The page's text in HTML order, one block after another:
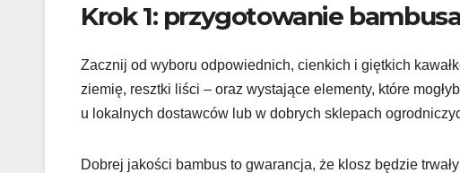
Krok 1: przygotowanie
Zacznij od wyboru odpowiednich, cienkich i giętkich
ziemię, resztki liści – oraz wystające elementy, które
u lokalnych dostawców lub w dobrych sklepach
Dobrej jakości bambus to gwarancja, że klosz będzie